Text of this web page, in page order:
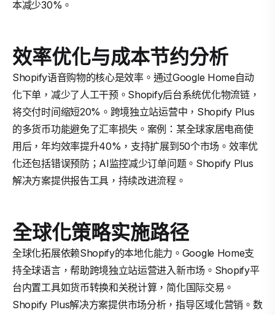
本减少30%。
效率优化与成本节约分析
Shopify语音购物的核心是效率。通过Google Home自动
化下单，减少了人工干预。Shopify后台系统优化物流链，
将交付时间缩短20%。跨境独立站运营中，Shopify Plus
的多货币功能避免了汇率损失。案例：某全球家居电商使
用后，年均效率提升40%，支持扩展到50个市场。效率优
化还包括错误预防；AI监控减少订单问题。Shopify Plus
解决方案提供报告工具，持续改进流程。
全球化策略实施路径
全球化拓展依赖Shopify的本地化能力。Google Home支
持全球语言，帮助跨境独立站运营进入新市场。Shopify平
台内置工具如货币转换和关税计算，简化国际交易。
Shopify Plus解决方案提供市场分析，指导区域化营销。数